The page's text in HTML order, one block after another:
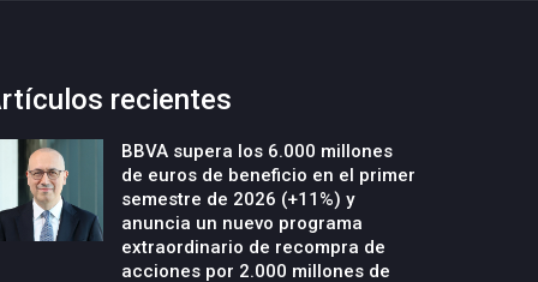
recientes
BBVA supera los 6.000 millones
de euros de beneficio en el primer
semestre de 2026 (+11%) y
anuncia un nuevo programa
extraordinario de recompra de
acciones por 2.000 millones de